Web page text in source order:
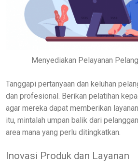
Menyediakan Pelayanan
Tanggapi pertanyaan dan keluhan
dan profesional. Berikan pelatihan
agar mereka dapat memberikan
itu, mintalah umpan balik dari
area mana yang perlu ditingkatkan.
Inovasi Produk dan Layanan